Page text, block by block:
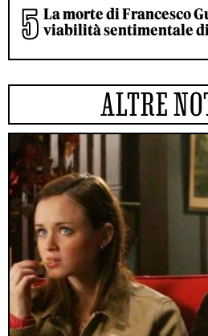
La morte di Francesco
viabilità sentimentale di
ALTRE